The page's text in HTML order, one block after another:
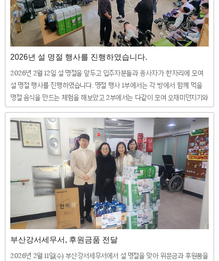
2026년 설 명절 행사를 진행하였습니다.
2026년 2월 12일 설 명절을 앞두고 입주자분들과 종사자가 한자리에 모여
설 명절 행사를 진행하였습니다. 명절 행사 1부에서는 각 방에서 함께 먹을
명절 음식을 만드는 체험을 해보았고 2부에서는 다같이 모여 오재미던지기와
박 터뜨리기 게임을 통해 우승자에게 푸짐한 상품을 전달하는 등 즐거운 시
간을 보내었습니다 ^^
부산강서세무서, 후원금품 전달
2026년 2월 11일(수) 부산강서세무서에서 설 명절을 맞아 위문금과 후원품을